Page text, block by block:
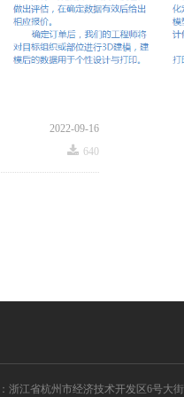
2022-09-16
끂 640
浙江省杭州市经济技术开发区6号大